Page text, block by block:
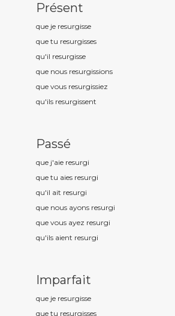
Présent
que je resurgisse
que tu resurgisses
qu'il resurgisse
que nous resurgissions
que vous resurgissiez
qu'ils resurgissent
Passé
que j'aie resurgi
que tu aies resurgi
qu'il ait resurgi
que nous ayons resurgi
que vous ayez resurgi
qu'ils aient resurgi
Imparfait
que je resurgisse
que tu resurgisses